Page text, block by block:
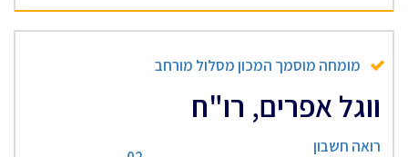
מומחה מוסמך המכון מסלול מורחב
ווגל אפרים, רו"ח
רואה חשבון